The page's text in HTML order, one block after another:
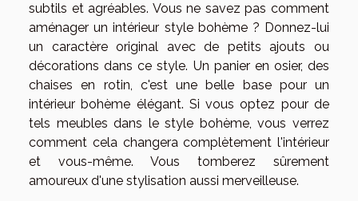
subtils et agréables. Vous ne savez pas comment
aménager un intérieur style bohème ? Donnez-lui
un caractère original avec de petits ajouts ou
décorations dans ce style. Un panier en osier, des
chaises en rotin, c'est une belle base pour un
intérieur bohème élégant. Si vous optez pour de
tels meubles dans le style bohème, vous verrez
comment cela changera complètement l'intérieur
et vous-même. Vous tomberez sûrement
amoureux d'une stylisation aussi merveilleuse.